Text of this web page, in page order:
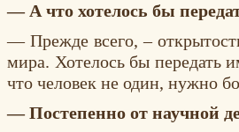
— А что хотелось бы
— Прежде всего, –
мира. Хотелось бы передать
что человек не один, нужно
— Постепенно от научной